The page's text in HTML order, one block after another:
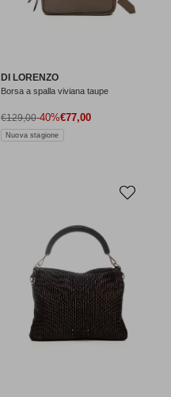
DI LORENZO
Borsa a spalla viviana taupe
Prezzo di vendita
€77,00
Prezzo normale
€129,00-40%
Nuova stagione